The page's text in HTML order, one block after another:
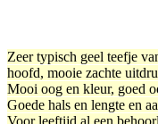
Zeer typisch geel teefje
hoofd, mooie zachte
Mooi oog en kleur, goed
Goede hals en lengte en
Voor leeftijd al een